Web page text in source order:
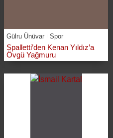
Gülru Ünüvar Spor
Spalletti’den Kenan Yıldız’a
Övgü Yağmuru